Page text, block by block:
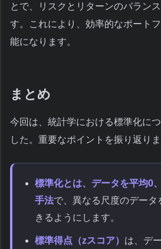
とで、リスクとリターンのバラン
す。これにより、効率的なポート
能になります。
まとめ
今回は、統計学における標準化に
した。重要なポイントを振り返りま
標準化とは、データを平均0
手法で、異なる尺度のデータ
きるようにします。
標準得点（zスコア） は、デ